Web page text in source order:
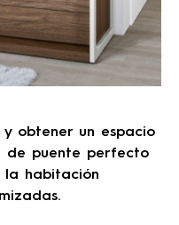
obtener un espacio
de puente perfecto
la habitación